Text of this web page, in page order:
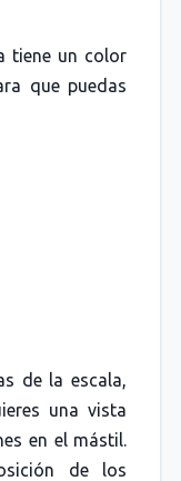
tiene un color
que puedas
de la escala,
una vista
en el mástil.
de los